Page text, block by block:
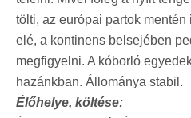
tölti, az európai partok
elé, a kontinens belsejében
megfigyelni. A kóborló
hazánkban. Állománya stabil.
Élőhelye, költése: